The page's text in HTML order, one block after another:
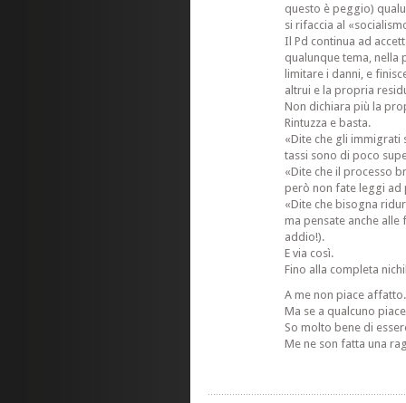
questo è peggio)
si rifaccia al
Il Pd continua ad
qualunque tema, nella
limitare i danni, e
altrui e la propria
Non dichiara più la
Rintuzza e basta.
«Dite che gli immigrati
tassi sono di poco
«Dite che il processo
però non fate leggi ad
«Dite che bisogna
ma pensate anche
addio!).
E via così.
Fino alla completa
A me non piace affatto.
Ma se a qualcuno
So molto bene di
Me ne son fatta una